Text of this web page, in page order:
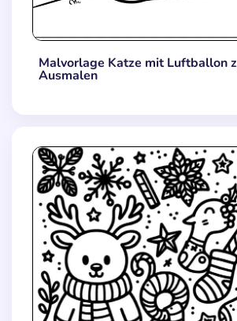
Malvorlage Katze mit Luftballon
Ausmalen